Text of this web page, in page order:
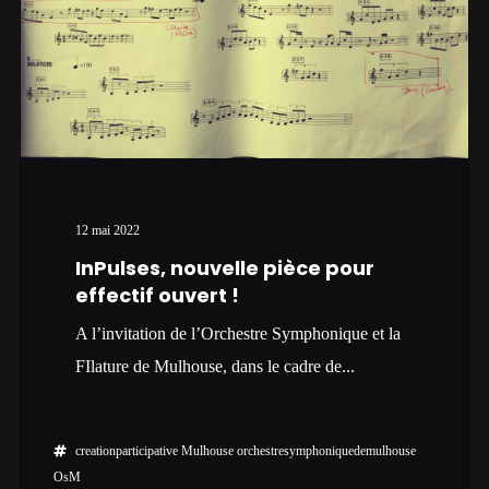
12 mai 2022
InPulses, nouvelle pièce pour
effectif ouvert !
A l’invitation de l’Orchestre Symphonique et la
FIlature de Mulhouse, dans le cadre de...
creationparticipative Mulhouse orchestresymphoniquedemulhouse
OsM